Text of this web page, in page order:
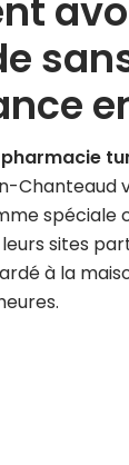
Chanteaud
spéciale
sites
à la